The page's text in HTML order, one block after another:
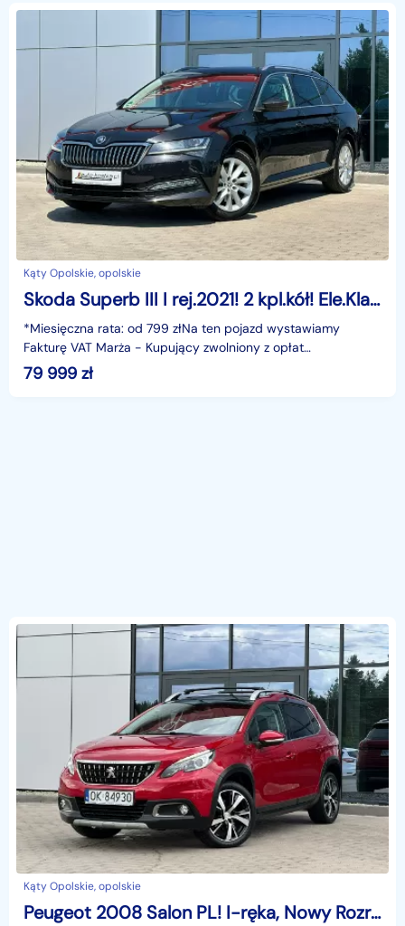
Kąty Opolskie, opolskie
Skoda Superb III I rej.2021! 2 kpl.kół! Ele.Klapa, Navi, LED, Alu, GWARANCJA,Bezwypad
*Miesięczna rata: od 799 złNa ten pojazd wystawiamy
Fakturę VAT Marża - Kupujący zwolniony z opłat
skarbowych.Gwarancja: 6 miesięcy.Cechy szczególne:I
rejestrac
79 999 zł
Kąty Opolskie, opolskie
Peugeot 2008 Salon PL! I-ręka, Nowy Rozrząd, Navi, Panorama, Półskóra,LED GWARANC